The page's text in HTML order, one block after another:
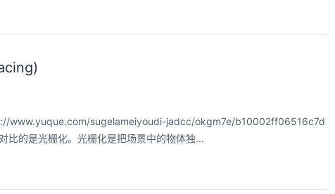
www.yuque.com/sugelameiyoudi-jadcc/okgm7e/b10002ff06516c7d
的是光栅化。光栅化是把场景中的物体独...